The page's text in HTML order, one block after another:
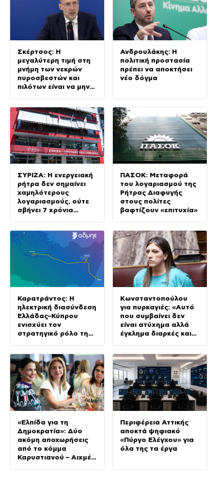
Σκέρτσος: Η
μεγαλύτερη τιμή στη
μνήμη των νεκρών
πυροσβεστών και
πιλότων είναι να μην
πρόληψη
Ανδρουλάκης: Η
πολιτική προστασία
πρέπει να αποκτήσει
νέο δόγμα
ΣΥΡΙΖΑ: Η ενεργειακή
ρήτρα δεν σημαίνει
χαμηλότερους
λογαριασμούς, ούτε
σβήνει 7 χρόνια
ΠΑΣΟΚ: Μεταφορά
του λογαριασμού της
Ρήτρας Διαφυγής
στους πολίτες
βαφτίζουν «επιτυχία»
Καρατράντος: Η
ηλεκτρική διασύνδεση
Ελλάδας–Κύπρου
ενισχύει τον
στρατηγικό ρόλο της
Κωνσταντοπούλου
για πυρκαγιές: «Αυτό
που συμβαίνει δεν
είναι ατύχημα αλλά
έγκλημα διαρκές και
«Ελπίδα για τη
Δημοκρατία»: Δύο
ακόμη αποχωρήσεις
από το κόμμα
Καρυστιανού – Αιχμές
Περιφέρεια Αττικής
αποκτά ψηφιακό
«Πύργο Ελέγχου» για
όλα της τα έργα